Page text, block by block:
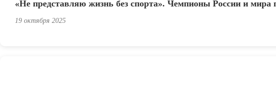
«Не представляю жизнь без спорта». Чемпионы России и мира
19 октября 2025